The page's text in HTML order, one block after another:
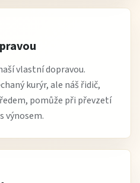
vlastní dopravou.
kurýr, ale náš řidič,
pomůže při převzetí
výnosem.